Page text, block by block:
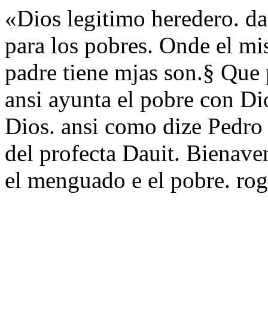
«Dios legitimo heredero.
para los pobres. Onde el
padre tiene mjas son.§
ansi ayunta el pobre con
Dios. ansi como dize
del profecta Dauit.
el menguado e el pobre.